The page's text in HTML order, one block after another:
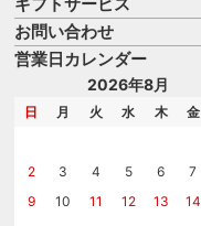
よくある質問
はじめての記念品選び
記念品工房の使い方
名入れについて
のし
メッセージカード
お問い合わせ
商品選びを相談する
名入れについて相談する
カタログを請求する
営業日カレンダー
2026年8月
日 月 火 水 木 金
2
3 4 5 6 7
9
10 11 12 13 14